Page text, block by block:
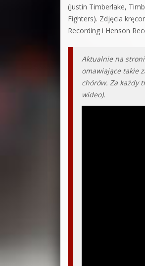
(Justin Timberlake,
Fighters). Zdjęcia
Recording i Henson
Aktualnie na
omawiające takie
chórów. Za każdy
wideo).